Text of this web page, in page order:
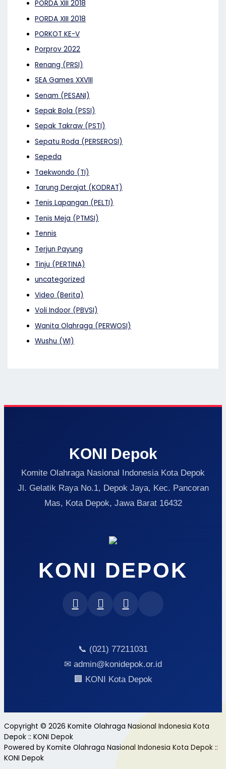
PORDA XIII 2018
PORDA XIII 2018
PORKOT KE-V
Porprov 2022
Renang (PRSI)
SEA Games XXVIII
Senam (PESANI)
Sepak Bola (PSSI)
Sepak Takraw (PSTI)
Sepatu Roda (PERSEROSI)
Sepeda
Taekwondo (TI)
Tarung Derajat (KODRAT)
Tenis Lapangan (PELTI)
Tenis Meja (PTMSI)
Tennis
Terjun Payung
Tinju (PERTINA)
uncategorized
Video (Berita)
Voli Indoor (PBVSI)
Wanita Olahraga (PERWOSI)
Wushu (WI)
KONI Depok
Komite Olahraga Nasional Indonesia Kota Depok
Jl. Gelatik Raya No.1, Depok Jaya, Kec. Pancoran
Mas, Kota Depok, Jawa Barat 16432
KONI DEPOK
📞 (021) 77211031
✉ admin@konidepok.or.id
🏢 KONI Kota Depok
Copyright © 2026 Komite Olahraga Nasional Indonesia Kota
Depok :: KONI Depok
Powered by Komite Olahraga Nasional Indonesia Kota Depok ::
KONI Depok